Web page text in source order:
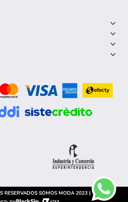
RESERVADOS SOMOS MODA 2023 |